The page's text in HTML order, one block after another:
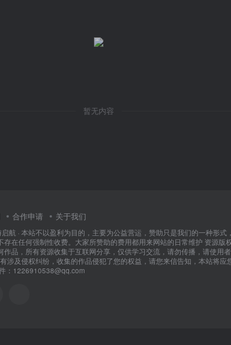
暂无内容
合作申请 关于我们
航 · 本站不以盈利为目的，主要为公益营运，赞助只是我们的一种形式
存在任何强制性收费。大家所赞助的费用都用来网站的日常维护 资源版
作品，所有资源收集于互联网分享，仅供学习交流，请勿传播，请使用
涉及侵权纠纷，收集的作品侵犯了您的权益，请您来信告知，本站将应
：1226910538@qq.com